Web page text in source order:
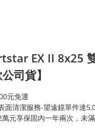
EX II 8x25
司貨】
元免運
面清潔服務-望遠鏡單件達
元享保固內一年兩次，未